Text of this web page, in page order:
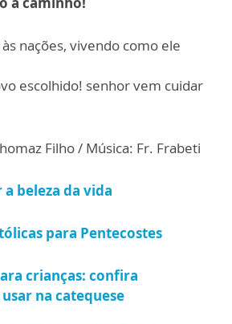
nações, vivendo como ele
escolhido! senhor vem cuidar
Filho / Música: Fr. Frabeti
a beleza da vida
para Pentecostes
crianças: confira
na catequese